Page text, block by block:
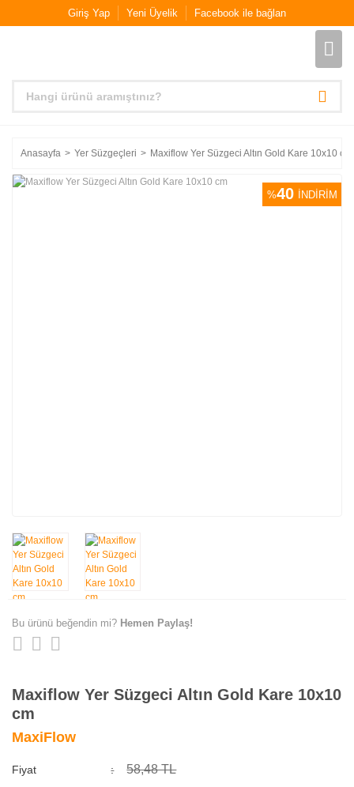
Giriş Yap Yeni Üyelik Facebook ile bağlan
Anasayfa Yer Süzgeçleri Maxiflow Yer Süzgeci Altın Gold Kare 10x10 cm
%40 İNDİRİM
Bu ürünü beğendin mi? Hemen Paylaş!
Maxiflow Yer Süzgeci Altın Gold Kare 10x10
cm
MaxiFlow
Fiyat 58,48 TL